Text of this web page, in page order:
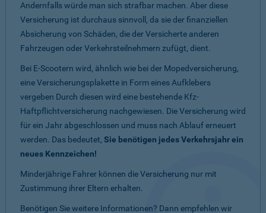
Andernfalls würde man sich strafbar machen. Aber diese
Versicherung ist durchaus sinnvoll, da sie der finanziellen
Absicherung von Schäden, die der Versicherte anderen
Fahrzeugen oder Verkehrsteilnehmern zufügt, dient.
Bei E-Scootern wird, ähnlich wie bei der Mopedversicherung,
eine Versicherungsplakette in Form eines Aufklebers
vergeben Durch diesen wird eine bestehende Kfz-
Haftpflichtversicherung nachgewiesen. Die Versicherung wird
für ein Jahr abgeschlossen und muss nach Ablauf erneuert
werden. Das bedeutet, Sie benötigen jedes Verkehrsjahr ein
neues Kennzeichen!
Minderjährige Fahrer können die Versicherung nur mit
Zustimmung ihrer Eltern erhalten.
Benötigen Sie weitere Informationen? Dann empfehlen wir